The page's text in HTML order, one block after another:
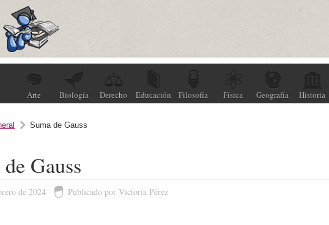
Arte Biología Derecho Educación Filosofía Física Geografía Historia
Suma de Gauss
Gauss
de 2024 Publicado por Victoria Pérez